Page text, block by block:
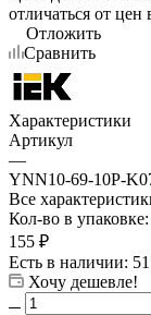
отличаться от
Отложить
Сравнить
Характеристики
Артикул
—
YNN10-69-10P-
Все
Кол-во в упаковке:
155 ₽
Есть в наличии:
Хочу дешевле!